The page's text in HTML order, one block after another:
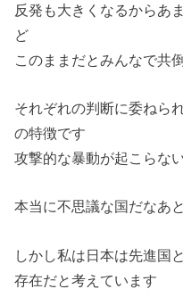
反発も大きくなるからあ
ど
このままだとみんなで共
それぞれの判断に委ねら
の特徴です
攻撃的な暴動が起こらな
本当に不思議な国だなあ
しかし私は日本は先進国
存在だと考えています